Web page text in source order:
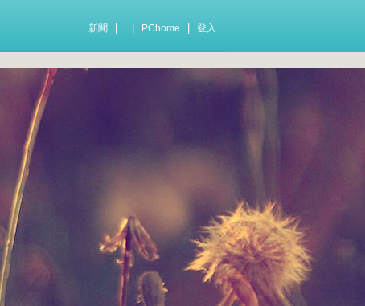
新聞 PChome 登入